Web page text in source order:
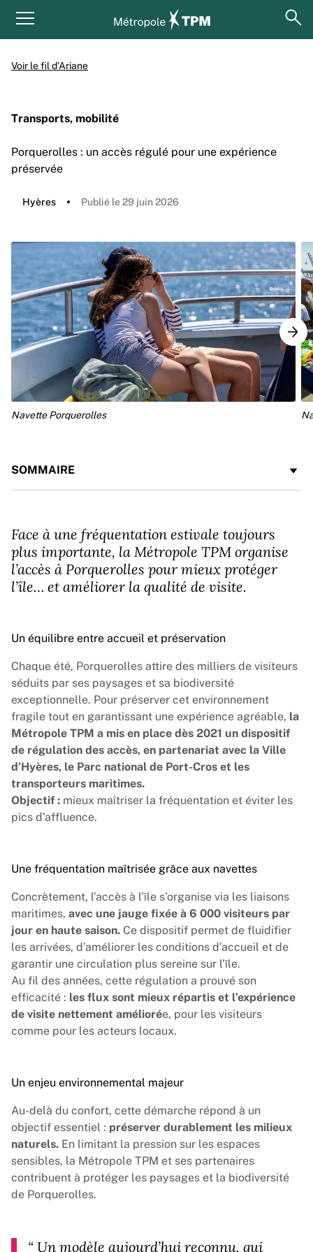
Menu principal
Voir le fil d’Ariane
Transports, mobilité
Porquerolles : un accès régulé pour une expérience
préservée
Hyères Publié le 29 juin 2026
Navette Porquerolles
SOMMAIRE
Face à une fréquentation estivale toujours
plus importante, la Métropole TPM organise
l’accès à Porquerolles pour mieux protéger
l’île… et améliorer la qualité de visite.
Un équilibre entre accueil et préservation
Chaque été, Porquerolles attire des milliers de visiteurs
séduits par ses paysages et sa biodiversité
exceptionnelle. Pour préserver cet environnement
fragile tout en garantissant une expérience agréable, la
Métropole TPM a mis en place dès 2021 un dispositif
de régulation des accès, en partenariat avec la Ville
d’Hyères, le Parc national de Port-Cros et les
transporteurs maritimes.
Objectif : mieux maîtriser la fréquentation et éviter les
pics d’affluence.
Une fréquentation maîtrisée grâce aux navettes
Concrètement, l’accès à l’île s’organise via les liaisons
maritimes, avec une jauge fixée à 6 000 visiteurs par
jour en haute saison. Ce dispositif permet de fluidifier
les arrivées, d’améliorer les conditions d’accueil et de
garantir une circulation plus sereine sur l’île.
Au fil des années, cette régulation a prouvé son
efficacité : les flux sont mieux répartis et l’expérience
de visite nettement améliorée, pour les visiteurs
comme pour les acteurs locaux.
Un enjeu environnemental majeur
Au-delà du confort, cette démarche répond à un
objectif essentiel : préserver durablement les milieux
naturels. En limitant la pression sur les espaces
sensibles, la Métropole TPM et ses partenaires
contribuent à protéger les paysages et la biodiversité
de Porquerolles.
“ Un modèle aujourd’hui reconnu, qui